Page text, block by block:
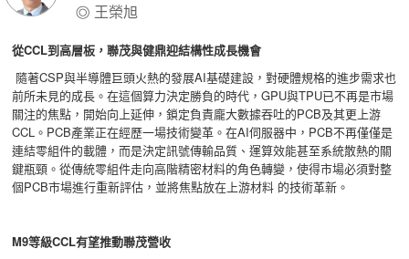
王榮旭
從CCL到高層板，聯茂與健鼎迎結構性成長機會
隨著CSP與半導體巨頭火熱的發展AI基礎建設，對硬體規格的進步需求也
前所未見的成長。在這個算力決定勝負的時代，GPU與TPU已不再是市場
關注的焦點，開始向上延伸，鎖定負責龐大數據吞吐的PCB及其更上游
CCL。PCB產業正在經歷一場技術變革。在AI伺服器中，PCB不再僅僅是
連結零組件的載體，而是決定訊號傳輸品質、運算效能甚至系統散熱的關
鍵瓶頸。從傳統零組件走向高階精密材料的角色轉變，使得市場必須對整
個PCB市場進行重新評估，並將焦點放在上游材料 的技術革新。
M9等級CCL有望推動聯茂營收